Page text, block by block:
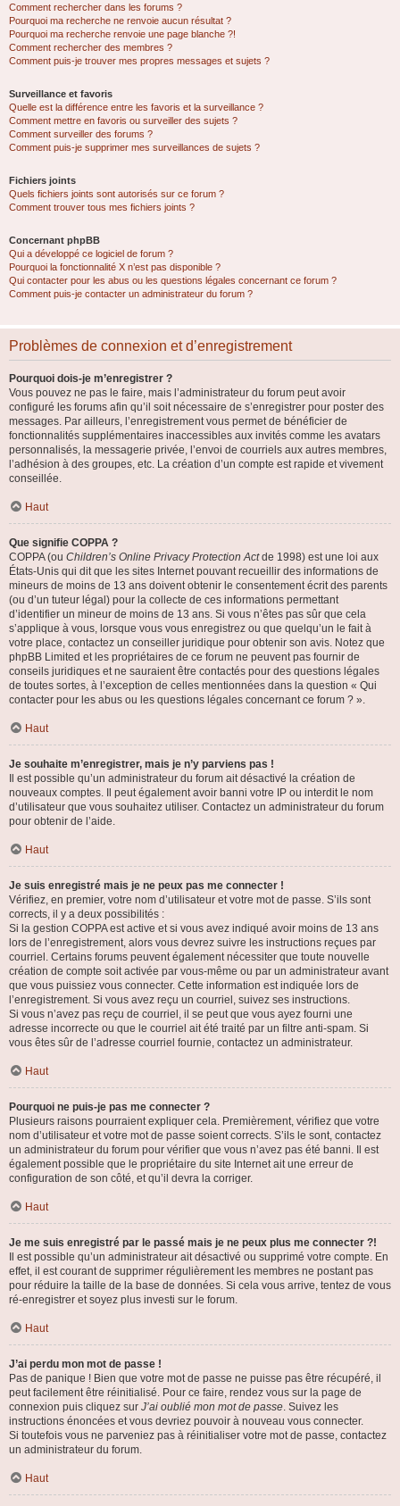
Comment rechercher dans les forums ?
Pourquoi ma recherche ne renvoie aucun résultat ?
Pourquoi ma recherche renvoie une page blanche ?!
Comment rechercher des membres ?
Comment puis-je trouver mes propres messages et sujets ?
Surveillance et favoris
Quelle est la différence entre les favoris et la surveillance ?
Comment mettre en favoris ou surveiller des sujets ?
Comment surveiller des forums ?
Comment puis-je supprimer mes surveillances de sujets ?
Fichiers joints
Quels fichiers joints sont autorisés sur ce forum ?
Comment trouver tous mes fichiers joints ?
Concernant phpBB
Qui a développé ce logiciel de forum ?
Pourquoi la fonctionnalité X n’est pas disponible ?
Qui contacter pour les abus ou les questions légales concernant ce forum ?
Comment puis-je contacter un administrateur du forum ?
Problèmes de connexion et d’enregistrement
Pourquoi dois-je m’enregistrer ?
Vous pouvez ne pas le faire, mais l’administrateur du forum peut avoir
configuré les forums afin qu’il soit nécessaire de s’enregistrer pour poster des
messages. Par ailleurs, l’enregistrement vous permet de bénéficier de
fonctionnalités supplémentaires inaccessibles aux invités comme les avatars
personnalisés, la messagerie privée, l’envoi de courriels aux autres membres,
l’adhésion à des groupes, etc. La création d’un compte est rapide et vivement
conseillée.
Haut
Que signifie COPPA ?
COPPA (ou Children’s Online Privacy Protection Actde 1998) est une loi aux
États-Unis qui dit que les sites Internet pouvant recueillir des informations de
mineurs de moins de 13 ans doivent obtenir le consentement écrit des parents
(ou d’un tuteur légal) pour la collecte de ces informations permettant
d’identifier un mineur de moins de 13 ans. Si vous n’êtes pas sûr que cela
s’applique à vous, lorsque vous vous enregistrez ou que quelqu’un le fait à
votre place, contactez un conseiller juridique pour obtenir son avis. Notez que
phpBB Limited et les propriétaires de ce forum ne peuvent pas fournir de
conseils juridiques et ne sauraient être contactés pour des questions légales
de toutes sortes, à l’exception de celles mentionnées dans la question « Qui
contacter pour les abus ou les questions légales concernant ce forum ? ».
Haut
Je souhaite m’enregistrer, mais je n’y parviens pas !
Il est possible qu’un administrateur du forum ait désactivé la création de
nouveaux comptes. Il peut également avoir banni votre IP ou interdit le nom
d’utilisateur que vous souhaitez utiliser. Contactez un administrateur du forum
pour obtenir de l’aide.
Haut
Je suis enregistré mais je ne peux pas me connecter !
Vérifiez, en premier, votre nom d’utilisateur et votre mot de passe. S’ils sont
corrects, il y a deux possibilités :
Si la gestion COPPA est active et si vous avez indiqué avoir moins de 13 ans
lors de l’enregistrement, alors vous devrez suivre les instructions reçues par
courriel. Certains forums peuvent également nécessiter que toute nouvelle
création de compte soit activée par vous-même ou par un administrateur avant
que vous puissiez vous connecter. Cette information est indiquée lors de
l’enregistrement. Si vous avez reçu un courriel, suivez ses instructions.
Si vous n’avez pas reçu de courriel, il se peut que vous ayez fourni une
adresse incorrecte ou que le courriel ait été traité par un filtre anti-spam. Si
vous êtes sûr de l’adresse courriel fournie, contactez un administrateur.
Haut
Pourquoi ne puis-je pas me connecter ?
Plusieurs raisons pourraient expliquer cela. Premièrement, vérifiez que votre
nom d’utilisateur et votre mot de passe soient corrects. S’ils le sont, contactez
un administrateur du forum pour vérifier que vous n’avez pas été banni. Il est
également possible que le propriétaire du site Internet ait une erreur de
configuration de son côté, et qu’il devra la corriger.
Haut
Je me suis enregistré par le passé mais je ne peux plus me connecter ?!
Il est possible qu’un administrateur ait désactivé ou supprimé votre compte. En
effet, il est courant de supprimer régulièrement les membres ne postant pas
pour réduire la taille de la base de données. Si cela vous arrive, tentez de vous
ré-enregistrer et soyez plus investi sur le forum.
Haut
J’ai perdu mon mot de passe !
Pas de panique ! Bien que votre mot de passe ne puisse pas être récupéré, il
peut facilement être réinitialisé. Pour ce faire, rendez vous sur la page de
connexion puis cliquez sur J’ai oublié mon mot de passe. Suivez les
instructions énoncées et vous devriez pouvoir à nouveau vous connecter.
Si toutefois vous ne parveniez pas à réinitialiser votre mot de passe, contactez
un administrateur du forum.
Haut